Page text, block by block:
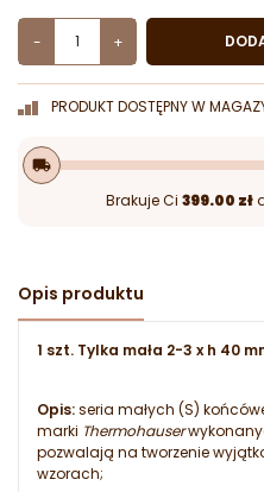
- +
PRODUKT DOSTĘPNY W
local_shipping
Brakuje Ci 399.00 zł
Opis produktu
1 szt. Tylka mała 2-3 x h 40
Opis:seria małych (S)
marki Thermohauser
pozwalają na tworzenie
wzorach;